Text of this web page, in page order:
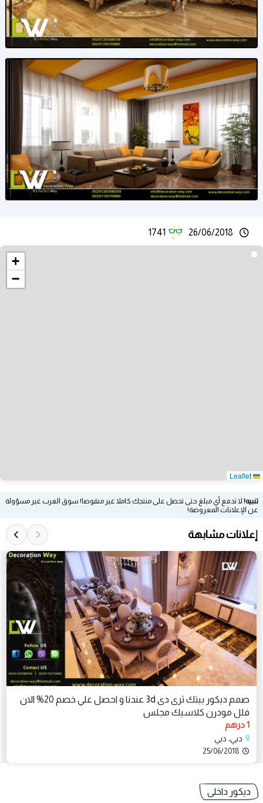
26/06/2018
1741
+
−
تنبيه! لا تدفع أي مبلغ حتى تحصل على منتجك كاملا غير منقوصا! سوق العرب غير مسؤولة
عن الإعلانات المعروضة!
إعلانات مشابهة
صمم ديكور بيتك ثرى دى 3d عندنا و احصل علي خصم 20% الان
فلل مودرن كلاسيك مجلس
1 درهم
دبي، دبي
25/06/2018
ديكور داخلى